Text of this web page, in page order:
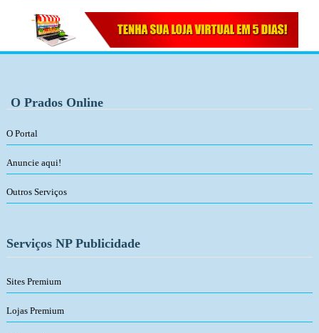
O Prados Online
O Portal
Anuncie aqui!
Outros Serviços
Serviços NP Publicidade
Sites Premium
Lojas Premium